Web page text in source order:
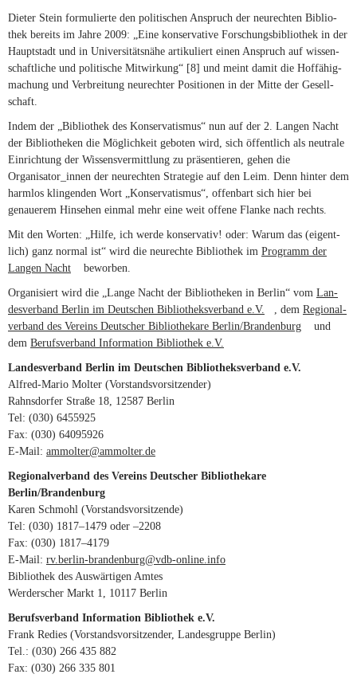
Dieter Stein for­mu­lierte den poli­ti­schen Anspruch der neu­rechten Biblio­
thek bereits im Jahre 2009: „Eine kon­ser­va­tive For­schungs­bi­blio­thek in der
Haupt­stadt und in Uni­ver­si­täts­nähe arti­ku­liert einen Anspruch auf wis­sen­
schaft­liche und poli­ti­sche Mit­wir­kung“ [8] und meint damit die Hof­fä­hig­
ma­chung und Ver­brei­tung neu­rechter Posi­tionen in der Mitte der Gesell­
schaft.
Indem der „Biblio­thek des Kon­ser­va­tismus“ nun auf der 2. Langen Nacht
der Biblio­theken die Mög­lich­keit geboten wird, sich öffent­lich als neu­trale
Ein­rich­tung der Wis­sens­ver­mitt­lung zu prä­sen­tieren, gehen die
Organisator_innen der neu­rechten Stra­tegie auf den Leim. Denn hinter dem
harmlos klin­genden Wort „Kon­ser­va­tismus“, offen­bart sich hier bei
genauerem Hin­sehen einmal mehr eine weit offene Flanke nach rechts.
Mit den Worten: „Hilfe, ich werde kon­ser­vativ! oder: Warum das (eigent­
lich) ganz normal ist“ wird die neu­rechte Biblio­thek im Pro­gramm der
Langen Nacht (link is external)
beworben.
Orga­ni­siert wird die „Lange Nacht der Biblio­theken in Berlin“ vom Lan­
des­ver­band Berlin im Deut­schen Biblio­theks­ver­band e.V. (link is external)
, dem Regio­nal­
ver­band des Ver­eins Deut­scher Biblio­the­kare Berlin/Brandenburg (link is
und
dem Berufs­ver­band Infor­ma­tion Biblio­thek e.V.
Lan­des­ver­band Berlin im Deut­schen Biblio­theks­ver­band e.V.
Alfred-Mario Molter (Vor­stands­vor­sit­zender)
Rahns­dorfer Straße 18, 12587 Berlin
Tel: (030) 6455925
Fax: (030) 64095926
E-Mail: ammolter@ammolter.de
Regio­nal­ver­band des Ver­eins Deut­scher Biblio­the­kare
Berlin/Brandenburg
Karen Schmohl (Vor­stands­vor­sit­zende)
Tel: (030) 1817–1479 oder –2208
Fax: (030) 1817–4179
E-Mail: rv.berlin-brandenburg@vdb-online.info
Biblio­thek des Aus­wär­tigen Amtes
Wer­der­scher Markt 1, 10117 Berlin
Berufs­ver­band Infor­ma­tion Biblio­thek e.V.
Frank Redies (Vor­stands­vor­sit­zender, Lan­des­gruppe Berlin)
Tel.: (030) 266 435 882
Fax: (030) 266 335 801